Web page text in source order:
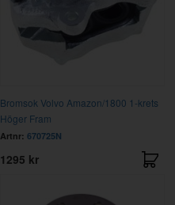
Bromsok Volvo Amazon/1800 1-krets
Höger Fram
Artnr: 670725N
1295 kr